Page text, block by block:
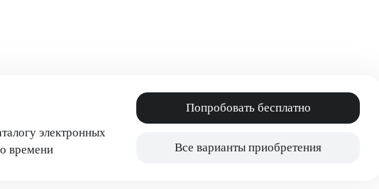
электронных
времени
Попробовать бесплатно
Все варианты приобретения